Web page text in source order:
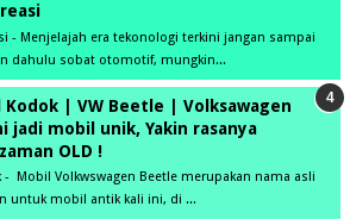
Menjelajah era tekonologi terkini jangan sampai
dahulu sobat otomotif, mungkin...
Kodok | VW Beetle | Volksawagen
jadi mobil unik, Yakin rasanya
OLD !
Volkwswagen Beetle merupakan nama asli
untuk mobil antik kali ini, di ...